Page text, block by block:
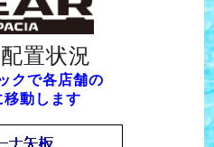
置状況
クで各店舗の
移動します